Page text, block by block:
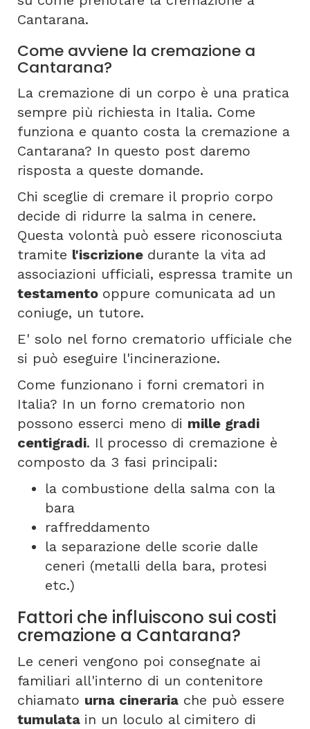
Cantarana.
Come avviene la cremazione a
Cantarana?
La cremazione di un corpo è una pratica
sempre più richiesta in Italia. Come
funziona e quanto costa la cremazione a
Cantarana? In questo post daremo
risposta a queste domande.
Chi sceglie di cremare il proprio corpo
decide di ridurre la salma in cenere.
Questa volontà può essere riconosciuta
tramite l'iscrizione durante la vita ad
associazioni ufficiali, espressa tramite un
testamento oppure comunicata ad un
coniuge, un tutore.
E' solo nel forno crematorio ufficiale che
si può eseguire l'incinerazione.
Come funzionano i forni crematori in
Italia? In un forno crematorio non
possono esserci meno di mille gradi
centigradi. Il processo di cremazione è
composto da 3 fasi principali:
la combustione della salma con la
bara
raffreddamento
la separazione delle scorie dalle
ceneri (metalli della bara, protesi
etc.)
Fattori che influiscono sui costi
cremazione a Cantarana?
Le ceneri vengono poi consegnate ai
familiari all'interno di un contenitore
chiamato urna cineraria che può essere
tumulata in un loculo al cimitero di